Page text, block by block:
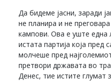
Да бидеме јасни, заради
не планира и не
кампови. Ова е уште една
истата партија која пред
молчеше пред
претвори државата во
Денес, тие истите глумат